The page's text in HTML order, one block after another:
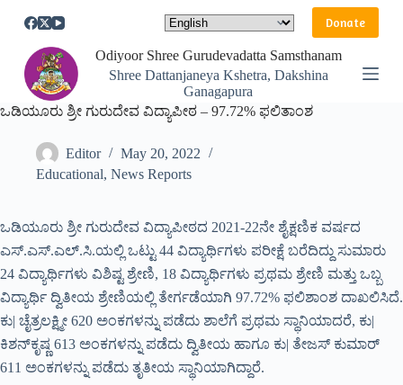
S
p
c
Donate
Odiyoor Shree Gurudevadatta Samsthanam
Shree Dattanjaneya Kshetra, Dakshina
Ganagapura
ಒಡಿಯೂರು ಶ್ರೀ ಗುರುದೇವ ವಿದ್ಯಾಪೀಠ – 97.72% ಫಲಿತಾಂಶ
Editor
May 20, 2022
Educational, News Reports
ಒಡಿಯೂರು ಶ್ರೀ ಗುರುದೇವ ವಿದ್ಯಾಪೀಠದ 2021-22ನೇ ಶೈಕ್ಷಣಿಕ ವರ್ಷದ
ಎಸ್.ಎಸ್.ಎಲ್.ಸಿ.ಯಲ್ಲಿ ಒಟ್ಟು 44 ವಿದ್ಯಾರ್ಥಿಗಳು ಪರೀಕ್ಷೆ ಬರೆದಿದ್ದು ಸುಮಾರು
24 ವಿದ್ಯಾರ್ಥಿಗಳು ವಿಶಿಷ್ಟ ಶ್ರೇಣಿ, 18 ವಿದ್ಯಾರ್ಥಿಗಳು ಪ್ರಥಮ ಶ್ರೇಣಿ ಮತ್ತು ಒಬ್ಬ
ವಿದ್ಯಾರ್ಥಿ ದ್ವಿತೀಯ ಶ್ರೇಣಿಯಲ್ಲಿ ತೇರ್ಗಡೆಯಾಗಿ 97.72% ಫಲಿಶಾಂಶ ದಾಖಲಿಸಿದೆ.
ಕು| ಚೈತ್ರಲಕ್ಷ್ಮೀ 620 ಅಂಕಗಳನ್ನು ಪಡೆದು ಶಾಲೆಗೆ ಪ್ರಥಮ ಸ್ಥಾನಿಯಾದರೆ, ಕು|
ಕಿಶನ್‍ಕೃಷ್ಣ 613 ಅಂಕಗಳನ್ನು ಪಡೆದು ದ್ವಿತೀಯ ಹಾಗೂ ಕು| ತೇಜಸ್ ಕುಮಾರ್
611 ಅಂಕಗಳನ್ನು ಪಡೆದು ತೃತೀಯ ಸ್ಥಾನಿಯಾಗಿದ್ದಾರೆ.